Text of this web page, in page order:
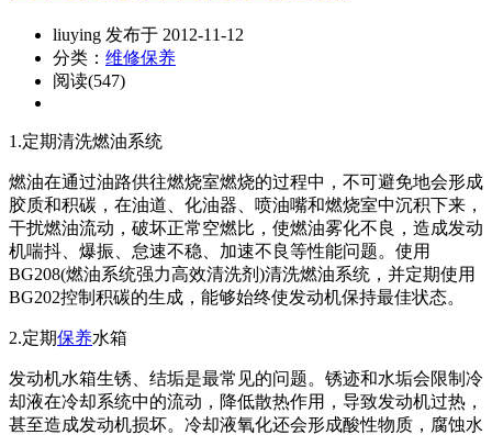
liuying 发布于 2012-11-12
分类： 维修保养
阅读(547)
1.定期清洗燃油系统
燃油在通过油路供往燃烧室燃烧的过程中，不可避免地会形成
胶质和积碳，在油道、化油器、喷油嘴和燃烧室中沉积下来，
干扰燃油流动，破坏正常空燃比，使燃油雾化不良，造成发动
机喘抖、爆振、怠速不稳、加速不良等性能问题。使用
BG208(燃油系统强力高效清洗剂)清洗燃油系统，并定期使用
BG202控制积碳的生成，能够始终使发动机保持最佳状态。
2.定期保养水箱
发动机水箱生锈、结垢是最常见的问题。锈迹和水垢会限制冷
却液在冷却系统中的流动，降低散热作用，导致发动机过热，
甚至造成发动机损坏。冷却液氧化还会形成酸性物质，腐蚀水